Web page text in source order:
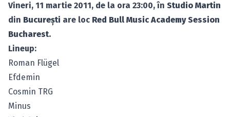
Vineri, 11 martie 2011, de la ora 23:00, în Studio Martin
din Bucureşti are loc Red Bull Music Academy Session
Bucharest.
Lineup:
Roman Flügel
Efdemin
Cosmin TRG
Minus